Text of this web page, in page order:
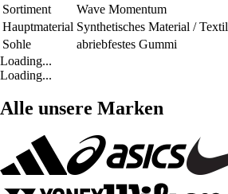
Sortiment
Wave Momentum
Hauptmaterial Synthetisches Material / Textil
Sohle
abriebfestes Gummi
Loading...
Loading...
Alle unsere Marken